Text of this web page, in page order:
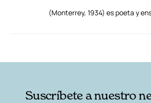
(Monterrey, 1934) es poeta y
Suscríbete a nuestro